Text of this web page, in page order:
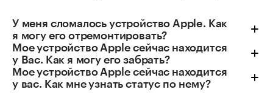
У меня сломалось устройство Apple. Как
я могу его отремонтировать?
Мое устройство Apple сейчас находится
у Вас. Как я могу его забрать?
Мое устройство Apple сейчас находится
у вас. Как мне узнать статус по нему?